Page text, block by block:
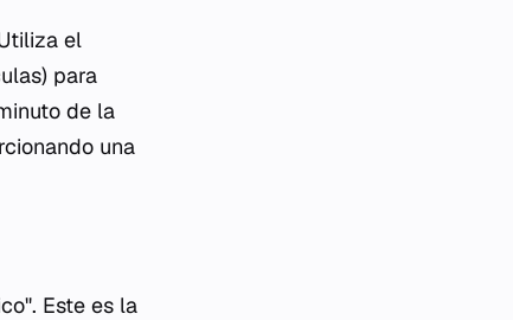
el
para
de la
una
Este es la